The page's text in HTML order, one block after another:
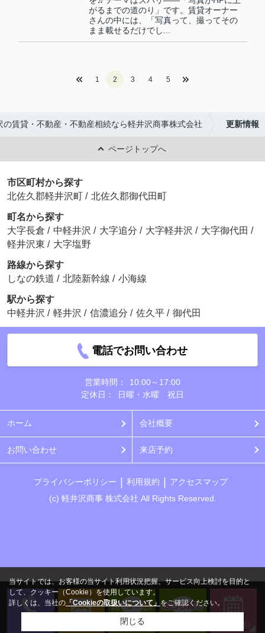
がるまでの道のり」です。賃貸オーナー
さんの中には、「写真って、撮ってその
まま載せるだけでし...
1 2 3 4 5
の賃貸・不動産・不動産相続なら軽井沢商事株式会社 更新情報
ページトップへ
市区町村から探す
北佐久郡軽井沢町 / 北佐久郡御代田町
町名から探す
大字長倉 / 中軽井沢 / 大字追分 / 大字軽井沢 / 大字御代田 /
軽井沢東 / 大字塩野
路線から探す
しなの鉄道 / 北陸新幹線 / 小海線
駅から探す
中軽井沢 / 軽井沢 / 信濃追分 / 佐久平 / 御代田
電話でお問い合わせ
営業時間：
10:00～17:00
定休日：
日曜・水曜 祝日
ホーム 会社概要
お問い合わせ 来店予約
プライバシーポリシー 利用規約
アクセスマップ
(c) 軽井沢商事 株式会社 All Rights Reserved.
当サイトでは、お客様の当サイト利用状況把握、サービス向上検討を目的と
して、クッキー（Cookie）を使用しています。
詳しくは、当社の 「Cookieの取扱いについて」 をご確認ください。
閉じる